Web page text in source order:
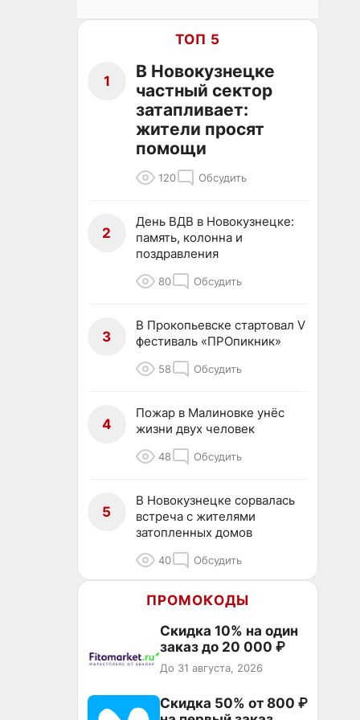
ТОП 5
1
В Новокузнецке
частный сектор
затапливает:
жители просят
помощи
120 Обсудить
2
День ВДВ в Новокузнецке:
память, колонна и
поздравления
80 Обсудить
3
В Прокопьевске стартовал V
фестиваль «ПРОпикник»
58 Обсудить
4
Пожар в Малиновке унёс
жизни двух человек
48 Обсудить
5
В Новокузнецке сорвалась
встреча с жителями
затопленных домов
40 Обсудить
ПРОМОКОДЫ
Скидка 10% на один
заказ до 20 000 ₽
До 31 августа, 2026
Скидка 50% от 800 ₽